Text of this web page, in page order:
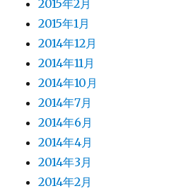
2015年2月
2015年1月
2014年12月
2014年11月
2014年10月
2014年7月
2014年6月
2014年4月
2014年3月
2014年2月